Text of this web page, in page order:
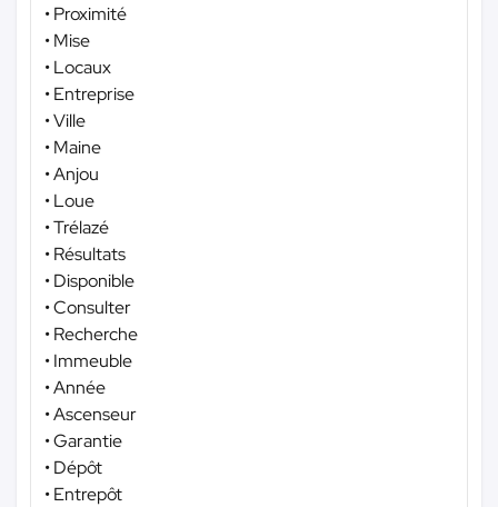
• Proximité
• Mise
• Locaux
• Entreprise
• Ville
• Maine
• Anjou
• Loue
• Trélazé
• Résultats
• Disponible
• Consulter
• Recherche
• Immeuble
• Année
• Ascenseur
• Garantie
• Dépôt
• Entrepôt